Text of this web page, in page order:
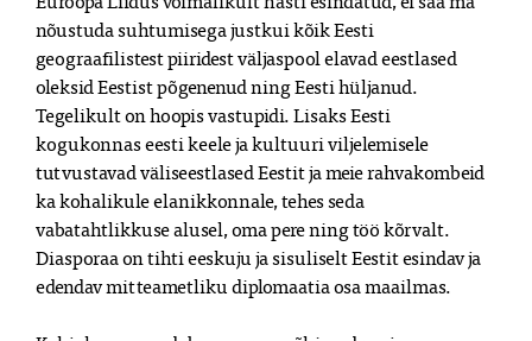
nõustuda suhtumisega justkui kõik Eesti
geograafilistest piiridest väljaspool elavad eestlased
oleksid Eestist põgenenud ning Eesti hüljanud.
Tegelikult on hoopis vastupidi. Lisaks Eesti
kogukonnas eesti keele ja kultuuri viljelemisele
tutvustavad väliseestlased Eestit ja meie rahvakombeid
ka kohalikule elanikkonnale, tehes seda
vabatahtlikkuse alusel, oma pere ning töö kõrvalt.
Diasporaa on tihti eeskuju ja sisuliselt Eestit esindav ja
edendav mitteametliku diplomaatia osa maailmas.